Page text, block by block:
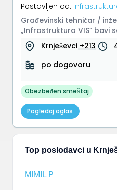
Postavljen od:
Građevinski tehničar /
„Infrastruktura VIS” bavi
građevinskih radova u
Krnješevci +213
po dogovoru
Obezbeđen smeštaj
Pogledaj oglas
Top poslodavci u
MIMIL P